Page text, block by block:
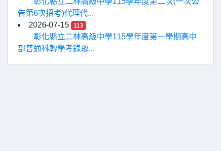
告第6次招考)代理代...
2026-07-15
113
彰化縣立二林高級中學115學年度第一學期高中
部普通科轉學考錄取...